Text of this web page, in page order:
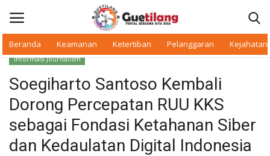
Beranda Keamanan Ketertiban Pelanggaran Kejahatan
Beranda
Daerah
Informasi Journalism
Soegiharto Santoso Kembali
Dorong Percepatan RUU KKS
sebagai Fondasi Ketahanan Siber
dan Kedaulatan Digital Indonesia